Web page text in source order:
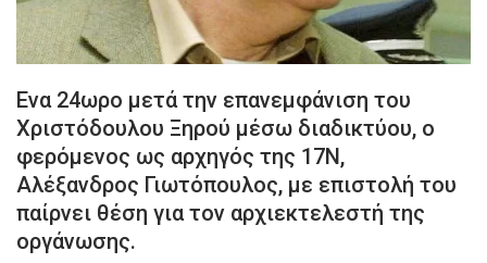
Ενα 24ωρο μετά την επανεμφάνιση του
Χριστόδουλου Ξηρού μέσω διαδικτύου, ο
φερόμενος ως αρχηγός της 17Ν,
Αλέξανδρος Γιωτόπουλος, με επιστολή του
παίρνει θέση για τον αρχιεκτελεστή της
οργάνωσης.